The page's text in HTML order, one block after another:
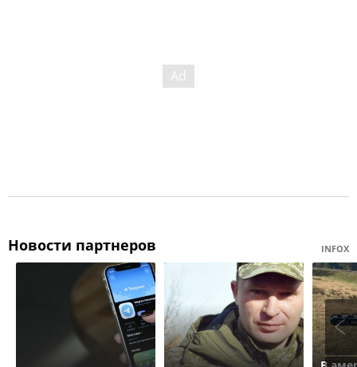
Новости партнеров INFOX